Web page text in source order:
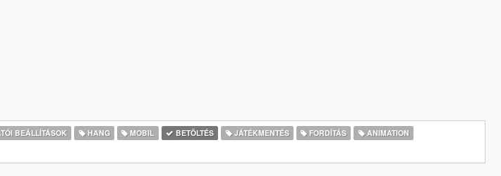
BEÁLLÍTÁSOK HANG MOBIL BETÖLTÉS JÁTÉKMENTÉS FORDÍTÁS
ANIMATION